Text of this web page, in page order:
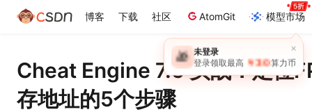
博客 下载 社区 AtomGit 模型市场
×
🎁 未登录
登录领取最高 ￥30 算力币
Cheat Engine 7.5 实战：定位
存地址的5个步骤